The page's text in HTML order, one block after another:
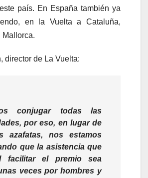
país. En España también ya
en la Vuelta a Cataluña,
Mallorca.
director de La Vuelta:
conjugar todas las
por eso, en lugar de
azafatas, nos estamos
que la asistencia que
facilitar el premio sea
veces por hombres y